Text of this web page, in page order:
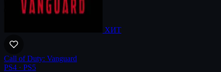
ХИТ
Call of Duty: Vanguard
PS4 · PS5